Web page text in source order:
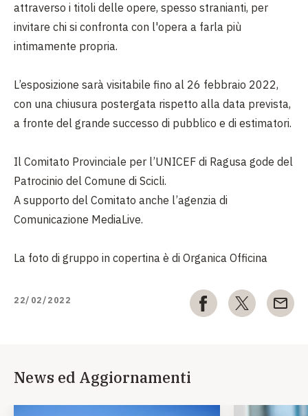
attraverso i titoli delle opere, spesso stranianti, per
invitare chi si confronta con l'opera a farla più
intimamente propria.
L’esposizione sarà visitabile fino al 26 febbraio 2022,
con una chiusura postergata rispetto alla data prevista,
a fronte del grande successo di pubblico e di estimatori.
Il Comitato Provinciale per l’UNICEF di Ragusa gode del
Patrocinio del Comune di Scicli.
A supporto del Comitato anche l’agenzia di
Comunicazione MediaLive.
La foto di gruppo in copertina è di Organica Officina
22/02/2022
News ed Aggiornamenti